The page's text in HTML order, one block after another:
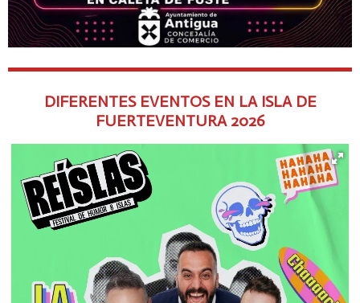
DIFERENTES EVENTOS EN LA ISLA DE
FUERTEVENTURA 2026